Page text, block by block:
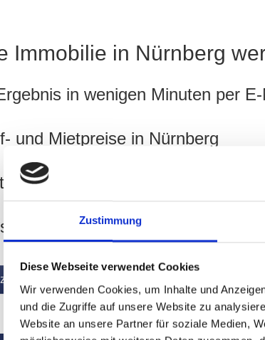
Zustimmung
Diese Webseite verwendet Cookies
Wir verwenden Cookies, um Inhalte und
und die Zugriffe auf unsere Website zu
Website an unsere Partner für soziale Medien,
Immobilie in Nürnberg
in wenigen Minuten per
und Mietpreise in Nürnberg
und unverbindlich
in Nürnberg berechnen!
Immobilie bewerten